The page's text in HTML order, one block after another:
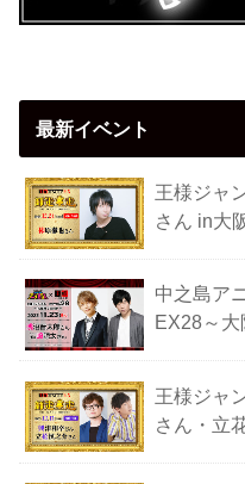
最新イベント
王様ジャ
さん in大
中之島ア
EX28～
王様ジャ
さん・立